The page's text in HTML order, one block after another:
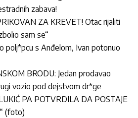
zabava!
ZA KREVET! Otac rijaliti
sam se“
polj*pcu s Anđelom, Ivan potonuo
BRODU: Jedan prodavao
vozio pod dejstvom dr*ge
PA POTVRDILA DA POSTAJE
(foto)